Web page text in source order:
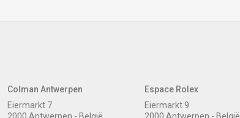
Colman Antwerpen
Eiermarkt 7
2000 Antwerpen - België
Espace Rolex
Eiermarkt 9
2000 Antwerpen - België